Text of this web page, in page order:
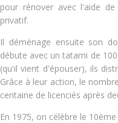
pour rénover avec l'aide
privatif.
Il déménage ensuite son
débute avec un tatami de
(qu'il vient d'épouser), ils
Grâce à leur action, le
centaine de licenciés après
En 1975, on célèbre le